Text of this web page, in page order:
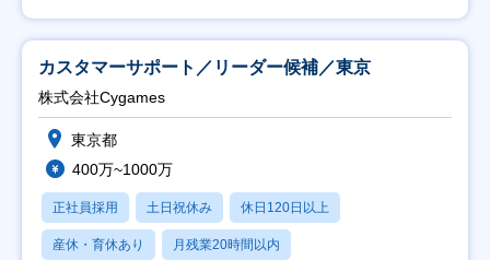
カスタマーサポート／リーダー候補／東京
株式会社Cygames
東京都
400万~1000万
正社員採用 土日祝休み 休日120日以上
産休・育休あり 月残業20時間以内